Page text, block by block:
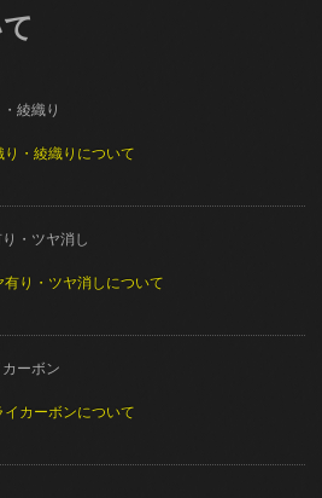
綾織り
・綾織りについて
・ツヤ消し
り・ツヤ消しについて
カーボン
カーボンについて